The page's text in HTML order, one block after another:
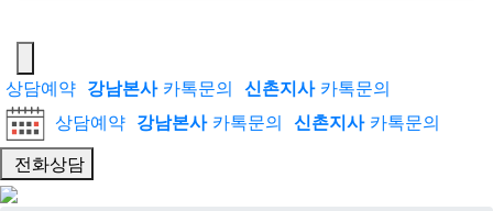
상담예약 강남본사카톡문의 신촌지사카톡문의
상담예약 강남본사카톡문의 신촌지사카톡문의
전화상담